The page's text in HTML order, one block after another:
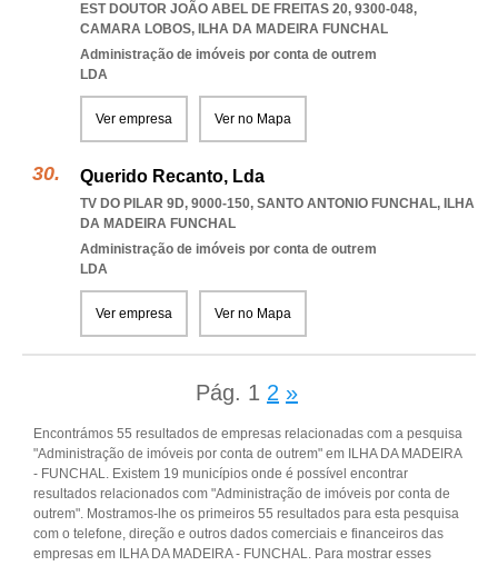
EST DOUTOR JOÃO ABEL DE FREITAS 20, 9300-048,
CAMARA LOBOS, ILHA DA MADEIRA FUNCHAL
Administração de imóveis por conta de outrem
LDA
Ver empresa Ver no Mapa
Querido Recanto, Lda
TV DO PILAR 9D, 9000-150, SANTO ANTONIO FUNCHAL, ILHA
DA MADEIRA FUNCHAL
Administração de imóveis por conta de outrem
LDA
Ver empresa Ver no Mapa
Pág. 1 2 »
Encontrámos 55 resultados de empresas relacionadas com a pesquisa
"Administração de imóveis por conta de outrem" em ILHA DA MADEIRA
- FUNCHAL. Existem 19 municípios onde é possível encontrar
resultados relacionados com "Administração de imóveis por conta de
outrem". Mostramos-lhe os primeiros 55 resultados para esta pesquisa
com o telefone, direção e outros dados comerciais e financeiros das
empresas em ILHA DA MADEIRA - FUNCHAL. Para mostrar esses